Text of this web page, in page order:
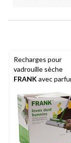
Recharges pour
vadrouille sèche
FRANK avec